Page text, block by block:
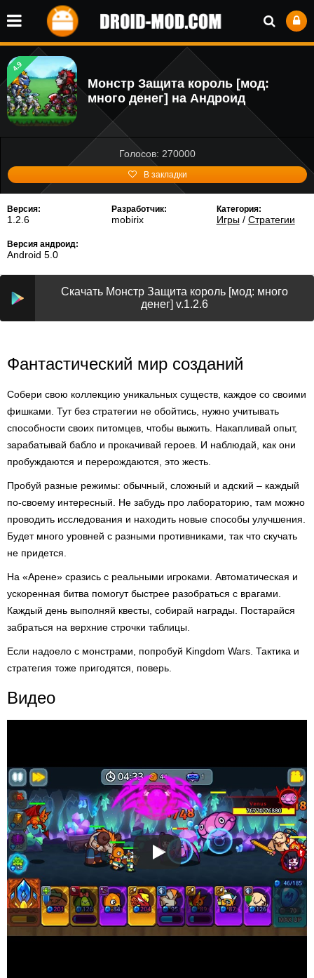
4.9
Монстр Защита король [мод:
много денег] на Андроид
Голосов: 270000
В закладки
Версия:
1.2.6
Разработчик:
mobirix
Категория:
Игры/ Стратегии
Версия андроид:
Android 5.0
Скачать Монстр Защита король [мод: много
денег] v.1.2.6
Фантастический мир созданий
Собери свою коллекцию уникальных существ, каждое со своими
фишками. Тут без стратегии не обойтись, нужно учитывать
способности своих питомцев, чтобы выжить. Накапливай опыт,
зарабатывай бабло и прокачивай героев. И наблюдай, как они
пробуждаются и перерождаются, это жесть.
Пробуй разные режимы: обычный, сложный и адский – каждый
по-своему интересный. Не забудь про лабораторию, там можно
проводить исследования и находить новые способы улучшения.
Будет много уровней с разными противниками, так что скучать
не придется.
На «Арене» сразись с реальными игроками. Автоматическая и
ускоренная битва помогут быстрее разобраться с врагами.
Каждый день выполняй квесты, собирай награды. Постарайся
забраться на верхние строчки таблицы.
Если надоело с монстрами, попробуй Kingdom Wars. Тактика и
стратегия тоже пригодятся, поверь.
Видео